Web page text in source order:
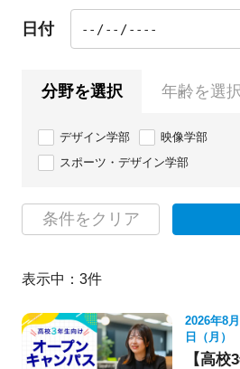
日付
分野を選択 年齢を選択
デザイン学部
映像学部
スポーツ・デザイン学部
条件をクリア
表示中： 3件
2026年8
日（月）
【高